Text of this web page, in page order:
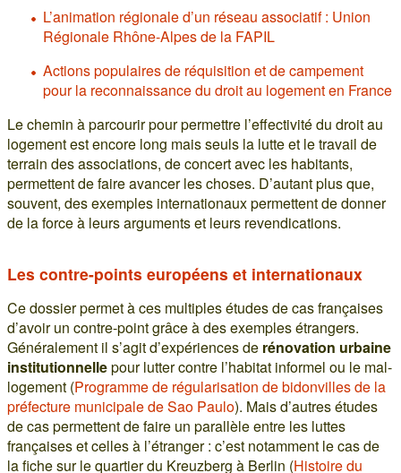
L’animation régionale d’un réseau associatif : Union
Régionale Rhône-Alpes de la FAPIL
Actions populaires de réquisition et de campement
pour la reconnaissance du droit au logement en France
Le chemin à parcourir pour permettre l’effectivité du droit au
logement est encore long mais seuls la lutte et le travail de
terrain des associations, de concert avec les habitants,
permettent de faire avancer les choses. D’autant plus que,
souvent, des exemples internationaux permettent de donner
de la force à leurs arguments et leurs revendications.
Les contre-points européens et internationaux
Ce dossier permet à ces multiples études de cas françaises
d’avoir un contre-point grâce à des exemples étrangers.
Généralement il s’agit d’expériences de rénovation urbaine
institutionnellepour lutter contre l’habitat informel ou le mal-
logement (Programme de régularisation de bidonvilles de la
préfecture municipale de Sao Paulo). Mais d’autres études
de cas permettent de faire un parallèle entre les luttes
françaises et celles à l’étranger : c’est notamment le cas de
la fiche sur le quartier du Kreuzberg à Berlin (Histoire du